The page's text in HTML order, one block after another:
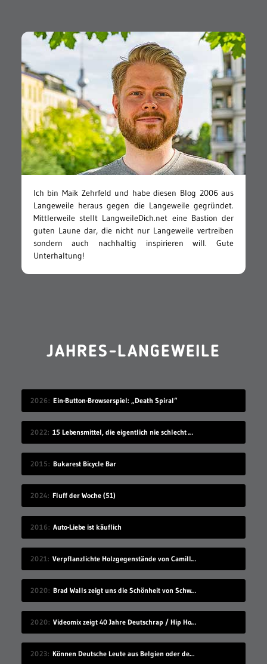
Ich bin Maik Zehrfeld und habe diesen Blog 2006 aus
Langeweile heraus gegen die Langeweile gegründet.
Mittlerweile stellt LangweileDich.net eine Bastion der
guten Laune dar, die nicht nur Langeweile vertreiben
sondern auch nachhaltig inspirieren will. Gute
Unterhaltung!
JAHRES-LANGEWEILE
2026 Ein-Button-Browserspiel: „Death Spiral“
2022 15 Lebensmittel, die eigentlich nie schlecht werden
2015 Bukarest Bicycle Bar
2024 Fluff der Woche (51)
2016 Auto-Liebe ist käuflich
2021 Verpflanzlichte Holzgegenstände von Camille Kachani
2020 Brad Walls zeigt uns die Schönheit von Schwimmbecken
2020 Videomix zeigt 40 Jahre Deutschrap / Hip Hop in 7:30 Minuten
2023 Können Deutsche Leute aus Belgien oder den Niederlanden verstehen?